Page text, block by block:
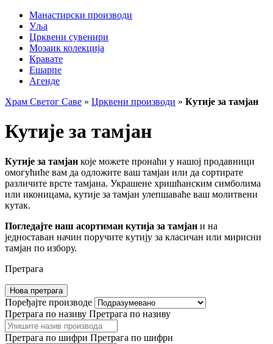
Манастирски производи
Уља
Црквени сувенири
Мозаик колекција
Кравате
Ешарпе
Агенде
Храм Светог Саве » Црквени производи » Кутије за тамјан
Кутије за тамјан
Кутије за тамјан које можете пронаћи у нашој продавници
омогућиће вам да одложите ваш тамјан или да сортирате
различите врсте тамјана. Украшене хришћанским симболима
или иконицама, кутије за тамјан улепшаваће ваш молитвени
кутак.
Погледајте наш асортиман кутија за тамјан и на
једноставан начин поручите кутију за класичан или мирисни
тамјан по избору.
Претрага
Нова претрага
Поређајте производе
Претрага по називу Претрага по називу
Претрага по шифри Претрага по шифри